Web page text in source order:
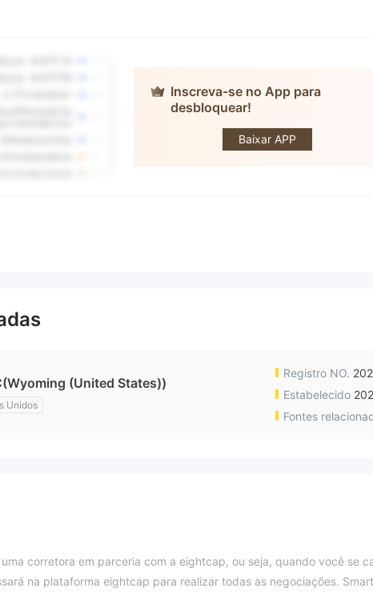
Inscreva-se no App para
desbloquear!
Baixar APP
Smart Profit FX
(United States))
Unidos
Registro NO.
Estabelecido
Fontes
corretora em parceria com a eightcap, ou seja, quando você se
na plataforma eightcap para realizar todas as negociações.